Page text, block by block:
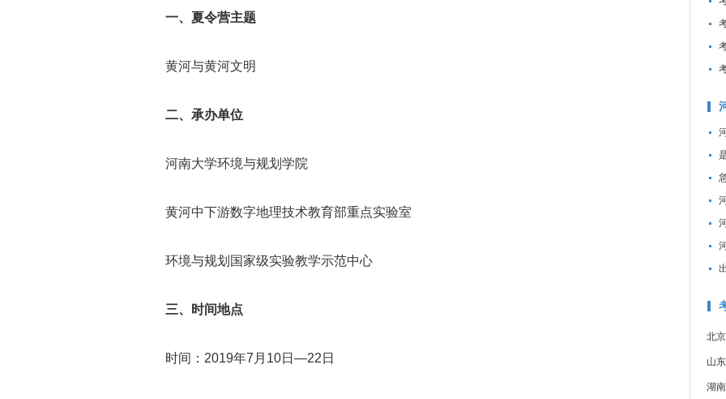
一、夏令营主题
黄河与黄河文明
二、承办单位
河南大学环境与规划学院
黄河中下游数字地理技术教育部重点实验室
环境与规划国家级实验教学示范中心
三、时间地点
时间：2019年7月10日—22日
北京
山东
湖南